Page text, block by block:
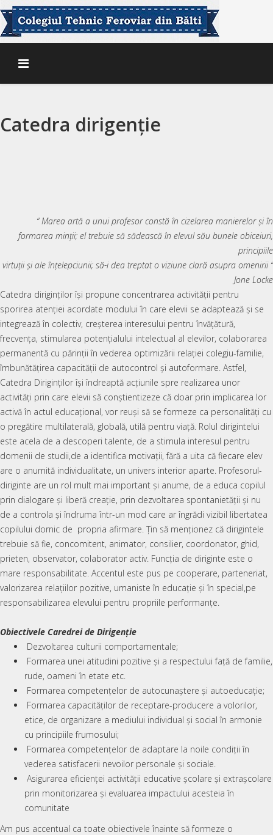
Catedra dirigenție
“ Marea artă a unui profesor constă în cizelarea manierelor și în
formarea minții; el trebuie să sădească în elevul său bunele obiceiuri,
principiile
virtuții și ale înțelepciunii; să-i dea treptat o viziune clară asupra omenirii “
Jone Locke
Catedra diriginților își propune concentrarea activității pentru
sporirea atenției acordate modului în care elevii se adaptează și se
integrează în colectiv, creșterea interesului pentru învățătură,
frecvența, stimularea potențialului intelectual al elevilor, colaborarea
permanentă cu părinții în vederea optimizării relației colegiu-familie,
îmbunătățirea capacității de autocontrol și autoformare. Astfel,
Catedra Diriginților își îndreaptă acțiunile spre realizarea unor
activități prin care elevii să conștientizeze că doar prin implicarea lor
activă în actul educațional, vor reuși să se formeze ca personalități cu
o pregătire multilaterală, globală, utilă pentru viață. Rolul dirigintelui
este acela de a descoperi talente, de a stimula interesul pentru
domenii de studii,de a identifica motivații, fără a uita că fiecare elev
are o anumită individualitate, un univers interior aparte. Profesorul-
diriginte are un rol mult mai important și anume, de a educa copilul
prin dialogare și liberă creație, prin dezvoltarea spontanietății și nu
de a controla și îndruma într-un mod care ar îngrădi vizibil libertatea
copilului dornic de propria afirmare. Țin să menționez că dirigintele
trebuie să fie, concomitent, animator, consilier, coordonator, ghid,
prieten, observator, colaborator activ. Funcția de diriginte este o
mare responsabilitate. Accentul este pus pe cooperare, parteneriat,
valorizarea relațiilor pozitive, umaniste în educație și în special,pe
responsabilizarea elevului pentru propriile performanțe.
Obiectivele Caredrei de Dirigenție
Dezvoltarea culturii comportamentale;
Formarea unei atitudini pozitive şi a respectului faţă de familie,
rude, oameni în etate etc.
Formarea competenţelor de autocunaştere şi autoeducaţie;
Formarea capacităţilor de receptare-producere a volorilor,
etice, de organizare a mediului individual şi social în armonie
cu principiile frumosului;
Formarea competenţelor de adaptare la noile condiţii în
vederea satisfacerii nevoilor personale şi sociale.
Asigurarea eficienței activității educative școlare și extrașcolare
prin monitorizarea și evaluarea impactului acesteia în
comunitate
Am pus accentual ca toate obiectivele înainte să formeze o